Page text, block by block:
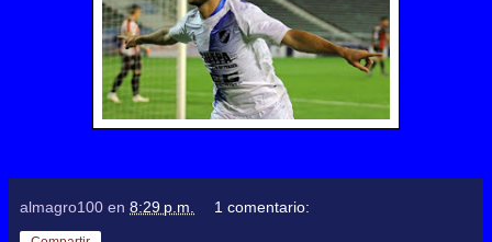
almagro100 en 8:29 p.m. 1 comentario: